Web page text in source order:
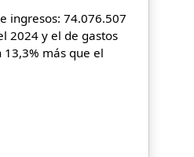
ingresos: 74.076.507
2024 y el de gastos
más que el